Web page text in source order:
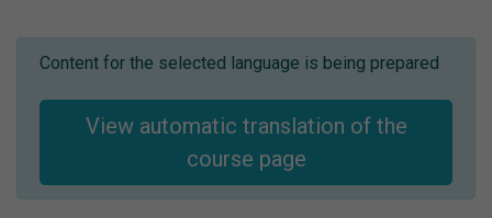
Content for the selected language is being prepared
View automatic translation of the
course page